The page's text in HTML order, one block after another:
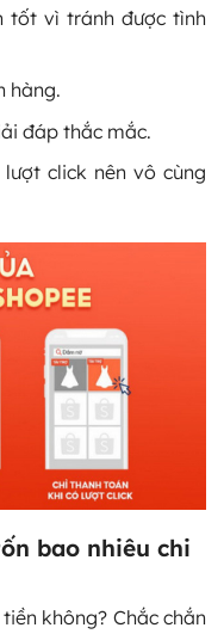
tốt vì tránh được tình
hàng.
đáp thắc mắc.
click nên vô cùng
bao nhiêu chi
không? Chắc chắn